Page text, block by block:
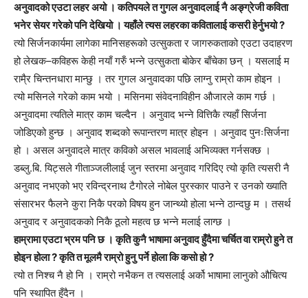
अनुवादको एउटा लहर अयो । कतिपयले त गुगल अनुवादलाई नै अङ्ग्रेजी कविता
भनेर सेयर गरेको पनि देखियो । यहाँले त्यस लहरका कवितालाई कसरी हेर्नुभयो ?
त्यो सिर्जनकार्यमा लागेका मानिसहरूको उत्सुकता र जागरुकताको एउटा उदाहरण
हो लेखक–कविहरू केही नयाँ गरुँ भन्ने उत्सुकता बोकेर बाँचेका छन् । यसलाई म
रामै्र चिन्तनधारा मान्छु । तर गुगल अनुवादका पछि लाग्नु राम्रो काम होइन ।
त्यो मसिनले गरेको काम भयो । मसिनमा संवेदनाविहीन औजारले काम गर्छ ।
अनुवादमा त्यतिले मात्र काम चल्दैन । अनुवाद भन्ने वित्तिकै त्यहाँ सिर्जना
जोडिएको हुन्छ । अनुवाद शब्दको रूपान्तरण मात्र होइन । अनुवाद पुनःसिर्जना
हो । असल अनुवादले मात्र कविको असल भावलाई अभिव्यक्त गर्नसक्छ ।
डब्लु.बि. यिट्सले गीताञ्जलीलाई जुन स्तरमा अनुवाद गरिदिए त्यो कृति त्यसरी नै
अनुवाद नभएको भए रविन्द्रनाथ टैगोरले नोबेल पुरस्कार पाउने र उनको ख्याति
संसारभर फैलने कुरा निकै परको विषय हुन जान्थ्यो होला भन्ने ठान्दछु म । तसर्थ
अनुवाद र अनुवादकको निकै ठूलो महत्व छ भन्ने मलाई लाग्छ ।
हाम्रामा एउटा भ्रम पनि छ । कृति कुनै भाषामा अनुवाद हुँदैमा चर्चित वा राम्रो हुने त
होइन होला ? कृति त मूलमै राम्रो हुनु पर्ने होला कि कसो हो ?
त्यो त निश्च नै हो नि । राम्रो नभैकन त त्यसलाई अर्को भाषामा लानुको औचित्य
पनि स्थापित हुँदैन ।